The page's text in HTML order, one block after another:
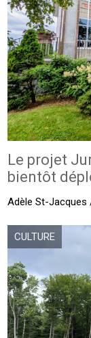
Le projet
bientôt
Adèle St-Jacques
CULTURE